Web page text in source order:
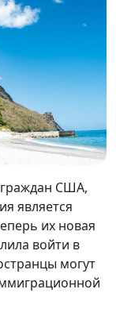
США,
является
их новая
войти в
могут